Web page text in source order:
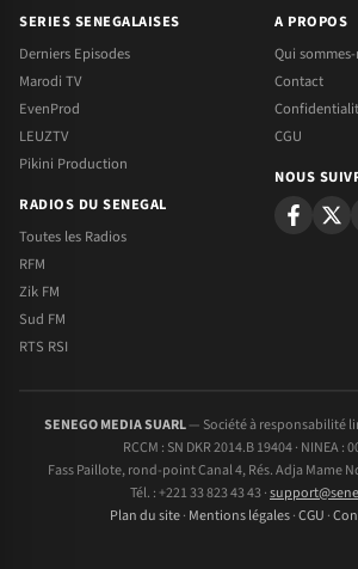
SERIES SENEGALAISES
Derniers Episodes
Marodi TV
EvenProd
LEUZTV
Pikini Production
RADIOS DU SENEGAL
Toutes les Radios
RFM
Zik FM
Sud FM
RTS RSI
A PROPOS
Qui
Contact
CGU
NOUS
SENEGO MEDIA SUARL— Société à responsabilité
RCCM : SN DKR 2014.B 19404 · NINEA :
Fass Paillote, rond-point Canal 4, Rés. Adja Mame
Tél. : +221 33 823 43 43 ·
Plan du site· Mentions légales·CGU ·